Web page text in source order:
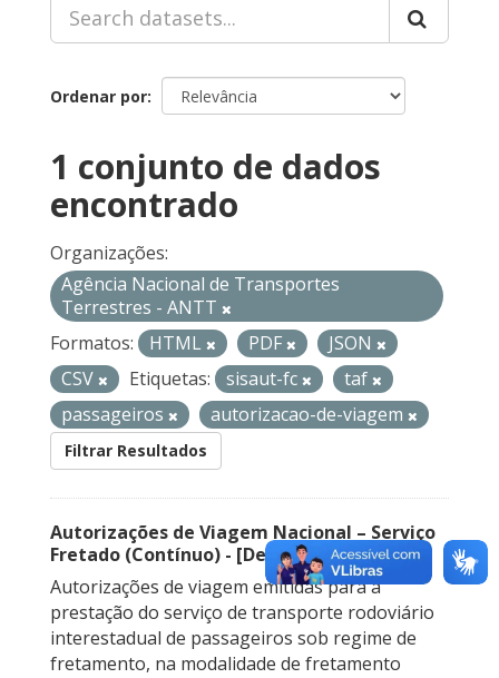
Ordenar por
1 conjunto de dados
encontrado
Organizações:
Agência Nacional de Transportes
Terrestres - ANTT
Formatos:
HTML PDF
JSON
CSV
Etiquetas: sisaut-fc
taf
passageiros
autorizacao-de-viagem
Filtrar Resultados
Autorizações de Viagem Nacional – Serviço
Fretado (Contínuo) - [Descontinuado]
Autorizações de viagem emitidas para a
prestação do serviço de transporte rodoviário
interestadual de passageiros sob regime de
fretamento, na modalidade de fretamento